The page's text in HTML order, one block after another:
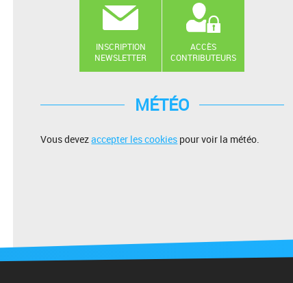
INSCRIPTION
NEWSLETTER
ACCÈS
CONTRIBUTEURS
MÉTÉO
Vous devezaccepter les cookies pour voir la météo.